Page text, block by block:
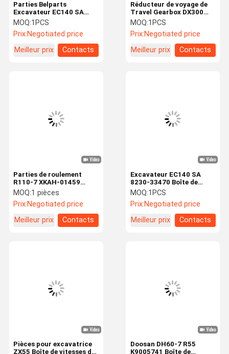
Produits
À Propos De
Réducteur de voyage de
Travel Gearbox DX300
d'excavatrice de Belparts
K1012069
MOQ:1PCS
Prix:Negotiated price
Meilleur prix
Contacts
Parties Belparts
Excavateur EC140 SA
8230-33470 Boîte de
vitesses de réduction de
déplacement pour pièces
MOQ:1PCS
Prix:Negotiated price
Meilleur prix
Contacts
Excavateur EC140 SA
8230-33470 Boîte de
vitesses de réduction de
l'entraînement final Pour
pièces Volvo
MOQ:1PCS
Prix:Negotiated price
Meilleur prix
Contacts
Parties de roulement
R110-7 XKAH-01459
Excavateur réducteur de
déplacement hydraulique
Boîte de vitesses pour
pièces d'excavateur
MOQ:1 pièces
Prix:Negotiated price
Meilleur prix
Contacts
Doosan DH60-7 R55
K9005741 Boîte de
Pièces pour excavatrice
ZX55 Boîte de vitesses de